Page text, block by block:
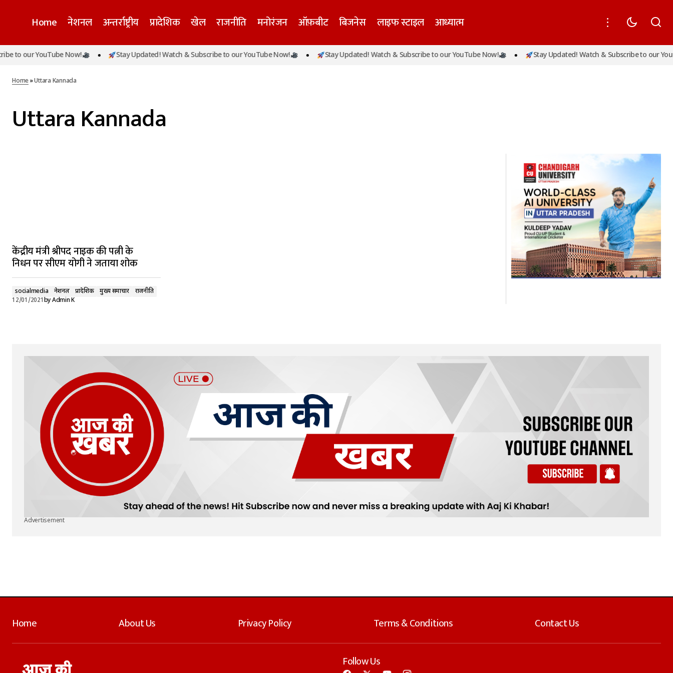
Home नेशनल अन्तर्राष्ट्रीय प्रादेशिक खेल राजनीति मनोरंजन ऑफ़बीट बिजनेस लाइफ स्टाइल आध्यात्म
to our YouTube Now! Stay Updated! Watch & Subscribe to our YouTube Now! Stay Updated! Watch & Subscribe to our YouTube Now! Stay Updated! Watch & Subscribe to our
Home»Uttara Kannada
Uttara Kannada
केंद्रीय मंत्री श्रीपद नाइक की पत्नी के
निधन पर सीएम योगी ने जताया शोक
socialmedia नेशनल प्रादेशिक मुख्य समाचार
राजनीति
12/01/2021byAdmin K
Advertisement
Home About Us Privacy Policy Terms & Conditions Contact Us
Follow Us